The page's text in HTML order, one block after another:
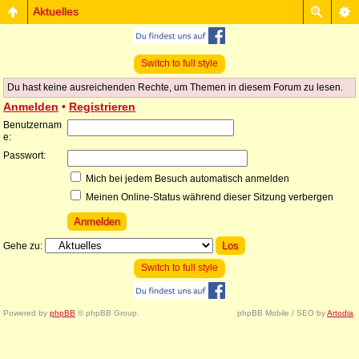
Aktuelles
Switch to full style
Du hast keine ausreichenden Rechte, um Themen in diesem Forum zu lesen.
Anmelden • Registrieren
Benutzernam
e:
Passwort:
Mich bei jedem Besuch automatisch anmelden
Meinen Online-Status während dieser Sitzung verbergen
Gehe zu:
Switch to full style
Powered by phpBB © phpBB Group. phpBB Mobile / SEO byArtodia